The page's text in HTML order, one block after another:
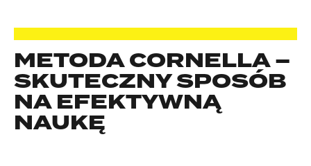
METODA CORNELLA –
SKUTECZNY SPOSÓB
NA EFEKTYWNĄ
NAUKĘ